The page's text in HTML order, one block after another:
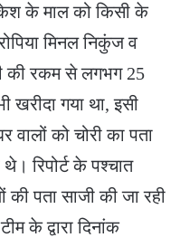
के माल को किसी के
मिनल निकुंज व
की रकम से लगभग 25
खरीदा गया था, इसी
वालों को चोरी का पता
रिपोर्ट के पश्चात
की पता साजी की जा रही
के द्वारा दिनांक